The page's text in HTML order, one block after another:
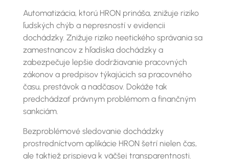
Automatizácia, ktorú HRON prináša, znižuje riziko
ľudských chýb a nepresností v evidencii
dochádzky. Znižuje riziko neetického správania sa
zamestnancov z hľadiska dochádzky a
zabezpečuje lepšie dodržiavanie pracovných
zákonov a predpisov týkajúcich sa pracovného
času, prestávok a nadčasov. Dokáže tak
predchádzať právnym problémom a finančným
sankciám.
Bezproblémové sledovanie dochádzky
prostredníctvom aplikácie HRON šetrí nielen čas,
ale taktiež prispieva k väčšej transparentnosti.